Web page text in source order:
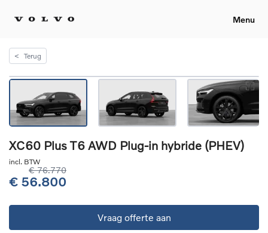
Menu
< Terug
XC60 Plus T6 AWD Plug-in hybride (PHEV)
incl. BTW
€ 76.770
€ 56.800
Vraag offerte aan